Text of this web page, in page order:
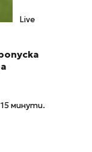
Live
минути.